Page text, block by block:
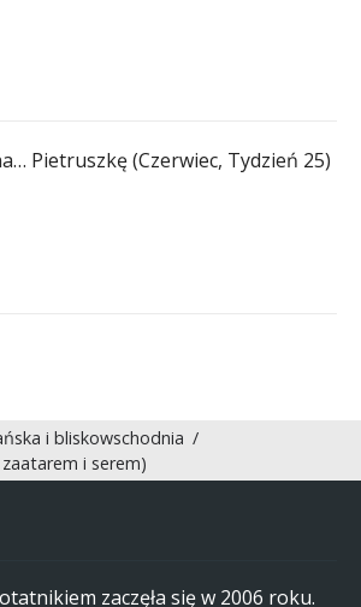
Pietruszkę (Czerwiec, Tydzień 25)
i bliskowschodnia /
i serem)
zaczęła się w 2006 roku.